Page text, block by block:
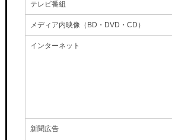
テレビ番組
メディア内映像（BD・DVD・CD）
インターネット
新聞広告